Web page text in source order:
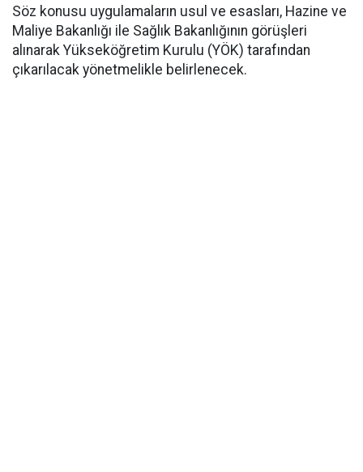
​Söz konusu uygulamaların usul ve esasları, Hazine ve
Maliye Bakanlığı ile Sağlık Bakanlığının görüşleri
alınarak Yükseköğretim Kurulu (YÖK) tarafından
çıkarılacak yönetmelikle belirlenecek.